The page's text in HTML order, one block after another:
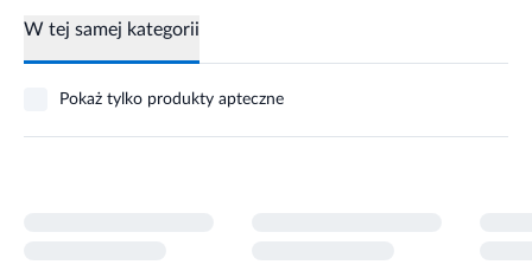
W tej samej kategorii
Pokaż tylko produkty apteczne